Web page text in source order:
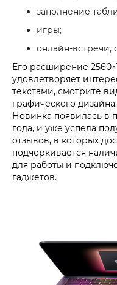
заполнение
игры;
онлайн-встречи,
Его расширение
удовлетворяет
текстами, смотрите
графического дизайна.
Новинка появилась в
года, и уже успела
отзывов, в которых
подчеркивается
для работы и
гаджетов.